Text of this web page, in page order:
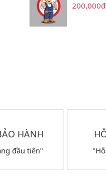
200,000đ
HÀNH
đầu tiên"